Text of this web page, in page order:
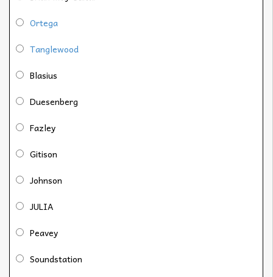
Ortega
Tanglewood
Blasius
Duesenberg
Fazley
Gitison
Johnson
JULIA
Peavey
Soundstation